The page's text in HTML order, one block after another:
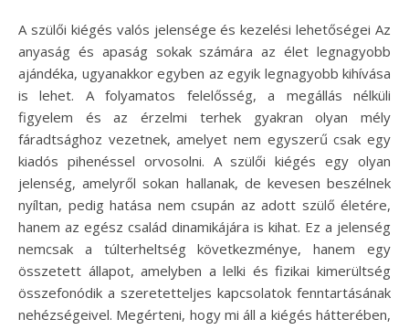
A szülői kiégés valós jelensége és kezelési lehetőségei Az
anyaság és apaság sokak számára az élet legnagyobb
ajándéka, ugyanakkor egyben az egyik legnagyobb kihívása
is lehet. A folyamatos felelősség, a megállás nélküli
figyelem és az érzelmi terhek gyakran olyan mély
fáradtsághoz vezetnek, amelyet nem egyszerű csak egy
kiadós pihenéssel orvosolni. A szülői kiégés egy olyan
jelenség, amelyről sokan hallanak, de kevesen beszélnek
nyíltan, pedig hatása nem csupán az adott szülő életére,
hanem az egész család dinamikájára is kihat. Ez a jelenség
nemcsak a túlterheltség következménye, hanem egy
összetett állapot, amelyben a lelki és fizikai kimerültség
összefonódik a szeretetteljes kapcsolatok fenntartásának
nehézségeivel. Megérteni, hogy mi áll a kiégés hátterében,